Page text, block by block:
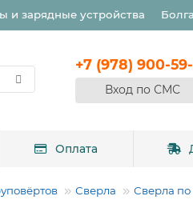
и зарядные устройства
+7 (978) 900-
Вход по СМС
Оплата
Сверла
Сверла по